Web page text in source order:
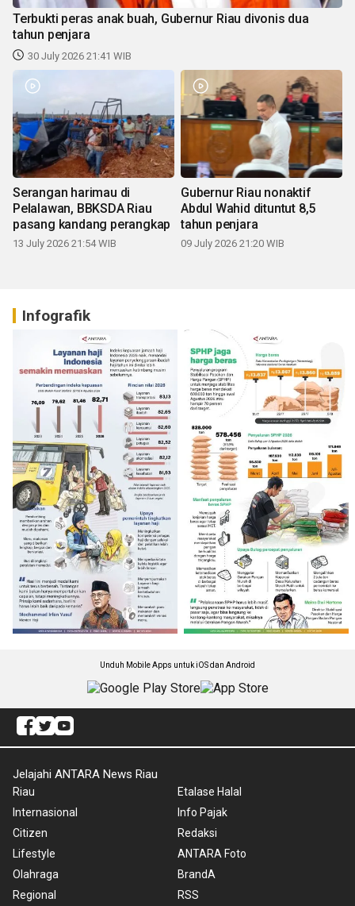
Terbukti peras anak buah, Gubernur Riau divonis dua
tahun penjara
30 July 2026 21:41 WIB
Serangan harimau di
Pelalawan, BBKSDA Riau
pasang kandang perangkap
13 July 2026 21:54 WIB
Gubernur Riau nonaktif
Abdul Wahid dituntut 8,5
tahun penjara
09 July 2026 21:20 WIB
Infografik
Unduh Mobile Apps untuk iOS dan Android
Jelajahi ANTARA News Riau
Riau
Internasional
Citizen
Lifestyle
Olahraga
Regional
Etalase Halal
Info Pajak
Redaksi
ANTARA Foto
BrandA
RSS